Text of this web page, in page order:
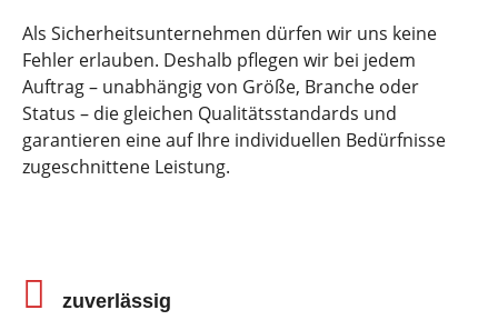
Als Sicherheitsunternehmen dürfen wir uns keine
Fehler erlauben. Deshalb pflegen wir bei jedem
Auftrag – unabhängig von Größe, Branche oder
Status – die gleichen Qualitätsstandards und
garantieren eine auf Ihre individuellen Bedürfnisse
zugeschnittene Leistung.
zuverlässig